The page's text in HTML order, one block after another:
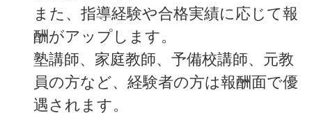
また、指導経験や合格実績に応じて報
酬がアップします。
塾講師、家庭教師、予備校講師、元教
員の方など、経験者の方は報酬面で優
遇されます。